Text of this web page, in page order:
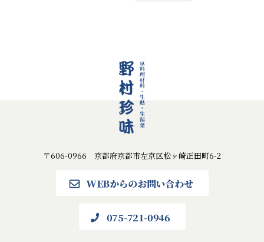
〒606-0966 京都府京都市左京区松ヶ崎正田町6-2